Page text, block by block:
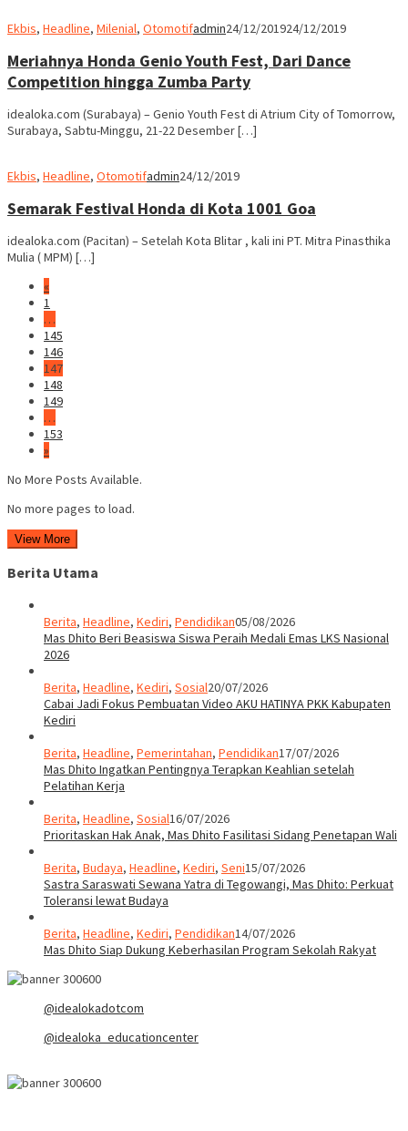
Ekbis, Headline, Milenial, Otomotifadmin24/12/201924/12/2019
Meriahnya Honda Genio Youth Fest, Dari Dance
Competition hingga Zumba Party
idealoka.com (Surabaya) – Genio Youth Fest di Atrium City of Tomorrow,
Surabaya, Sabtu-Minggu, 21-22 Desember […]
Ekbis, Headline, Otomotifadmin24/12/2019
Semarak Festival Honda di Kota 1001 Goa
idealoka.com (Pacitan) – Setelah Kota Blitar , kali ini PT. Mitra Pinasthika
Mulia ( MPM) […]
«
1
…
145
146
147
148
149
…
153
»
No More Posts Available.
No more pages to load.
View More
Berita Utama
Berita, Headline, Kediri, Pendidikan05/08/2026
Mas Dhito Beri Beasiswa Siswa Peraih Medali Emas LKS Nasional
2026
Berita, Headline, Kediri, Sosial20/07/2026
Cabai Jadi Fokus Pembuatan Video AKU HATINYA PKK Kabupaten
Kediri
Berita, Headline, Pemerintahan, Pendidikan17/07/2026
Mas Dhito Ingatkan Pentingnya Terapkan Keahlian setelah
Pelatihan Kerja
Berita, Headline, Sosial16/07/2026
Prioritaskan Hak Anak, Mas Dhito Fasilitasi Sidang Penetapan Wali
Berita, Budaya, Headline, Kediri, Seni15/07/2026
Sastra Saraswati Sewana Yatra di Tegowangi, Mas Dhito: Perkuat
Toleransi lewat Budaya
Berita, Headline, Kediri, Pendidikan14/07/2026
Mas Dhito Siap Dukung Keberhasilan Program Sekolah Rakyat
@idealokadotcom
@idealoka_educationcenter